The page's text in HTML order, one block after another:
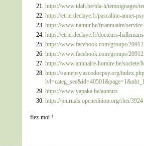
https://www.tdah.be/tda-h/temoignages/
https://etrierdeclaye.fr/pascaline-annet-
https://www.namur.be/fr/annuaire/
https://etrierdeclaye.fr/docteurs-
https://www.facebook.com/groups/
https://www.facebook.com/groups/
https://www.annuaire-horaire.be/societe/
https://santepsy.ascodocpsy.org/
https://www.yapaka.be/auteurs
https://journals.openedition.org/rhei/3924
fiez-moi !